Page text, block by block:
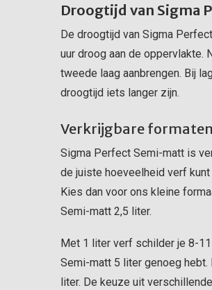
Droogtijd van Sigma
De droogtijd van Sigma
uur droog aan de oppervlakte.
tweede laag aanbrengen. Bij
droogtijd iets langer zijn.
Verkrijgbare formaten
Sigma Perfect Semi-matt is
de juiste hoeveelheid verf
Kies dan voor ons kleine
Semi-matt 2,5 liter.
Met 1 liter verf schilder je 8-
Semi-matt 5 liter genoeg
liter. De keuze uit